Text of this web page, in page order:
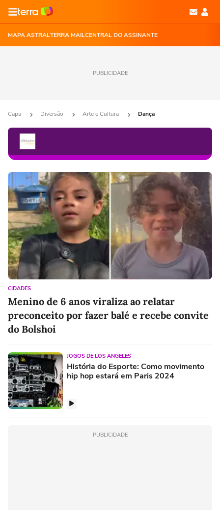
MAPA ASTRALTERRA MAILCENTRAL DO ASSINANTE
PUBLICIDADE
Capa Diversão Arte e Cultura Dança
CIDADES
Menino de 6 anos viraliza ao relatar
preconceito por fazer balé e recebe convite
do Bolshoi
JOGOS DE LOS ANGELES
História do Esporte: Como movimento
hip hop estará em Paris 2024
PUBLICIDADE